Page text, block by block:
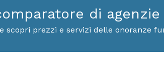
di
scopri prezzi e servizi delle onoranze